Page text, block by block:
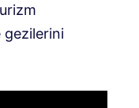
gezilerini